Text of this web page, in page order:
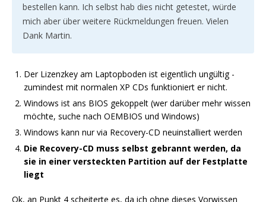
bestellen kann. Ich selbst hab dies nicht getestet, würde
mich aber über weitere Rückmeldungen freuen. Vielen
Dank Martin.
Der Lizenzkey am Laptopboden ist eigentlich ungültig -
zumindest mit normalen XP CDs funktioniert er nicht.
Windows ist ans BIOS gekoppelt (wer darüber mehr wissen
möchte, suche nach OEMBIOS und Windows)
Windows kann nur via Recovery-CD neuinstalliert werden
Die Recovery-CD muss selbst gebrannt werden, da
sie in einer versteckten Partition auf der Festplatte
liegt
Ok, an Punkt 4 scheiterte es, da ich ohne dieses Vorwissen